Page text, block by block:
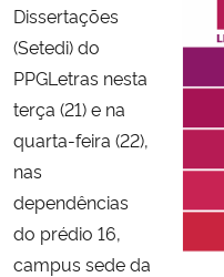
Ministério do Turismo
Ministério do Desenvolvimento
Controladoria-Geral da União
Ministério da Mulher, da Família e
Secretaria-Geral
Dissertações
(Setedi) do
PPGLetras nesta
terça (21) e na
quarta-feira (22),
nas
dependências
do prédio 16,
campus sede da